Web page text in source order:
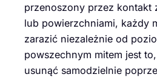
przenoszony przez kontakt
lub powierzchniami, każdy
zarazić niezależnie od
powszechnym mitem jest
usunąć samodzielnie